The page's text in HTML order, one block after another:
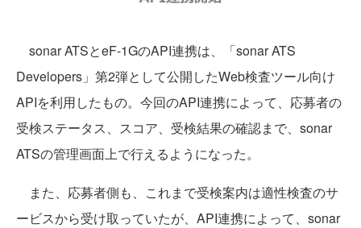
sonar ATSとeF-1GのAPI連携は、「sonar ATS
Developers」第2弾として公開したWeb検査ツール向け
APIを利用したもの。今回のAPI連携によって、応募者の
受検ステータス、スコア、受検結果の確認まで、sonar
ATSの管理画面上で行えるようになった。
また、応募者側も、これまで受検案内は適性検査のサ
ービスから受け取っていたが、API連携によって、sonar